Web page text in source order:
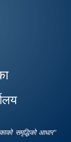
समृद्धिको आधार"